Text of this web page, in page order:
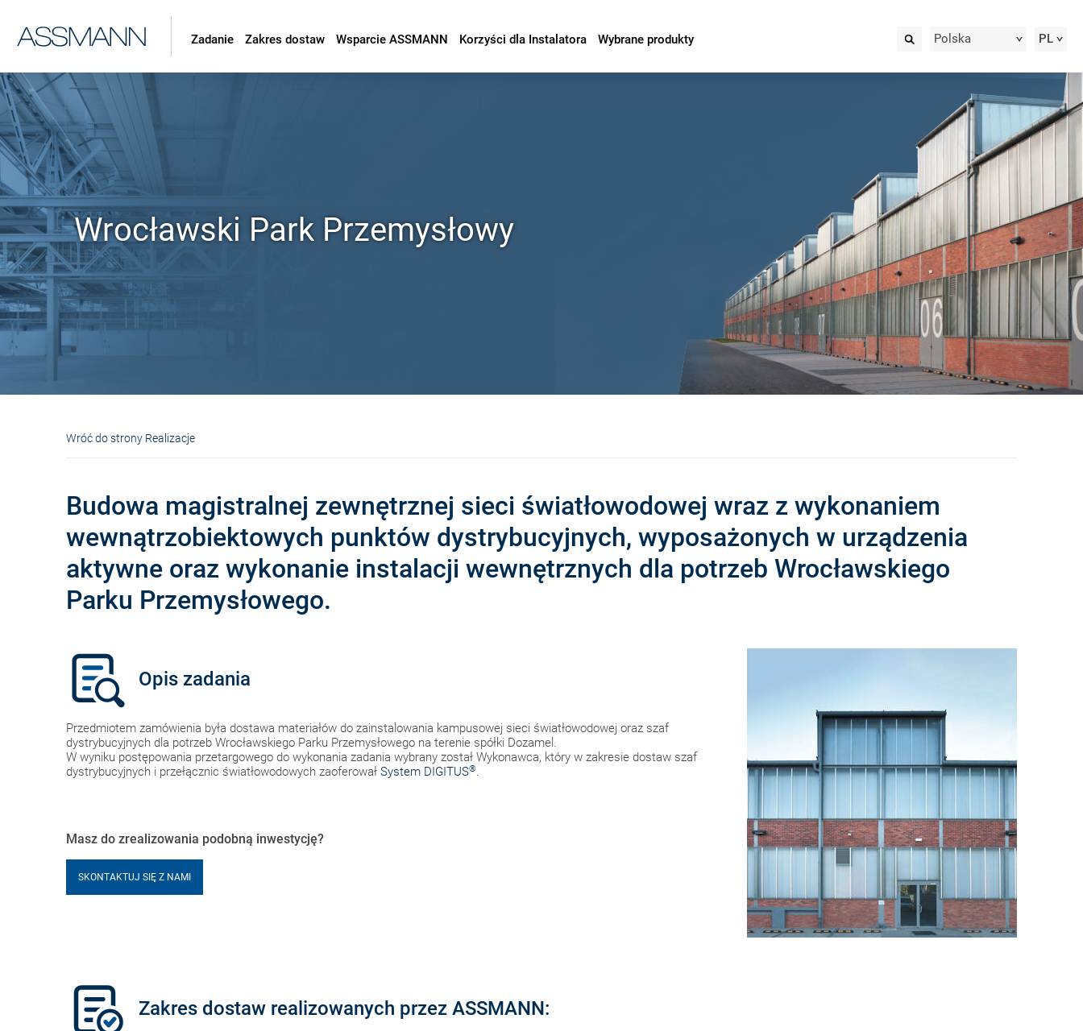
Polska PL
Zadanie Zakres dostaw Wsparcie ASSMANN Korzyści dla Instalatora Wybrane produkty
Wrocławski Park Przemysłowy
Wróć do strony Realizacje
Budowa magistralnej zewnętrznej sieci światłowodowej wraz z wykonaniem
wewnątrzobiektowych punktów dystrybucyjnych, wyposażonych w urządzenia
aktywne oraz wykonanie instalacji wewnętrznych dla potrzeb Wrocławskiego
Parku Przemysłowego.
Opis zadania
Przedmiotem zamówienia była dostawa materiałów do zainstalowania kampusowej sieci światłowodowej oraz szaf
dystrybucyjnych dla potrzeb Wrocławskiego Parku Przemysłowego na terenie spółki Dozamel.
W wyniku postępowania przetargowego do wykonania zadania wybrany został Wykonawca, który w zakresie dostaw szaf
dystrybucyjnych i przełącznic światłowodowych zaoferował System DIGITUS®.
Masz do zrealizowania podobną inwestycję?
SKONTAKTUJ SIĘ Z NAMI
Zakres dostaw realizowanych przez ASSMANN: